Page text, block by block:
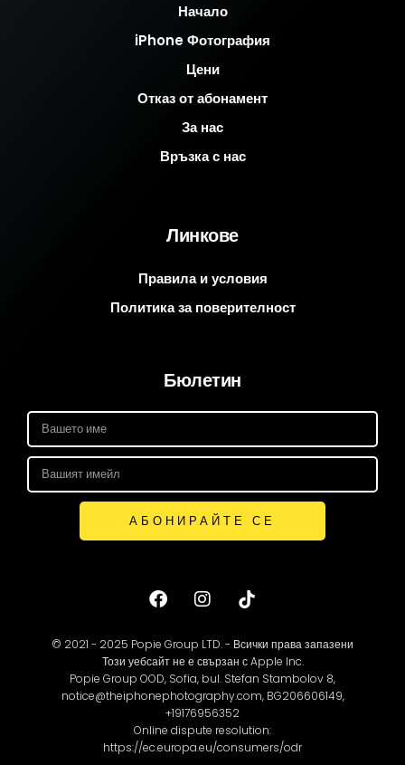
Начало
iPhone Фотография
Цени
Отказ от абонамент
За нас
Връзка с нас
Линкове
Правила и условия
Политика за поверителност
Бюлетин
АБОНИРАЙТЕ СЕ
© 2021 - 2025 Popie Group LTD. - Всички права запазени
Този уебсайт не е свързан с Apple Inc.
Popie Group OOD, Sofia, bul. Stefan Stambolov 8,
notice@theiphonephotography.com, BG206606149,
+19176956352
Online dispute resolution:
https://ec.europa.eu/consumers/odr